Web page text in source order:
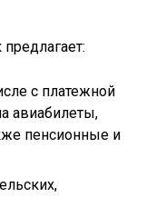
с платежной
авиабилеты,
пенсионные и